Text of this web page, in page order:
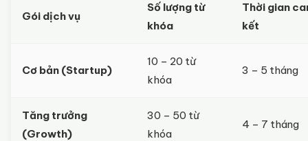
Gói dịch vụ
Số lượng từ
khóa
Thời gian
kết
Cơ bản (Startup)
10 – 20 từ
khóa
3 – 5 tháng
Tăng trưởng
(Growth)
30 – 50 từ
khóa
4 – 7 tháng